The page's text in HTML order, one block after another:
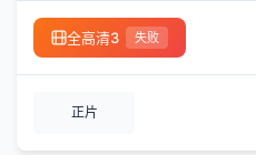
全高清3 失败
正片